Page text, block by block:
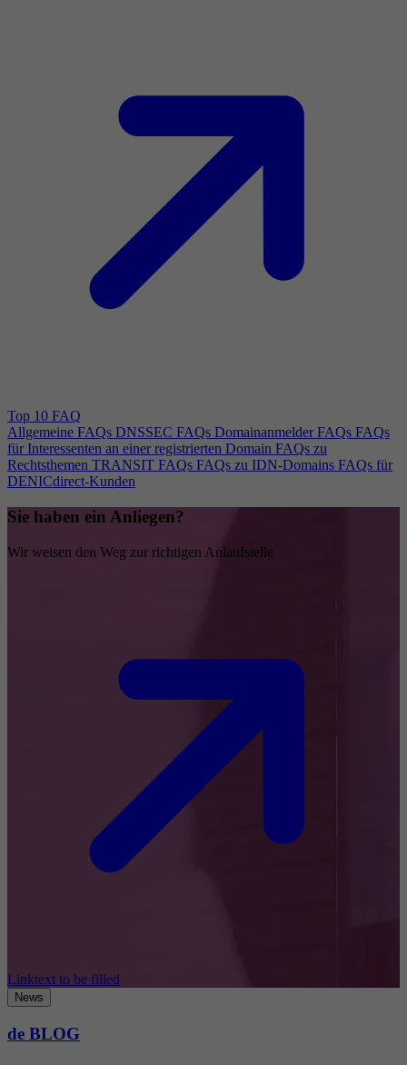
Top 10 FAQ
Allgemeine FAQs DNSSEC FAQs Domainanmelder FAQs FAQs
für Interessenten an einer registrierten Domain FAQs zu
Rechtsthemen TRANSIT FAQs FAQs zu IDN-Domains FAQs für
DENICdirect-Kunden
Sie haben ein Anliegen?
Wir weisen den Weg zur richtigen Anlaufstelle
Linktext to be filled
News
de BLOG